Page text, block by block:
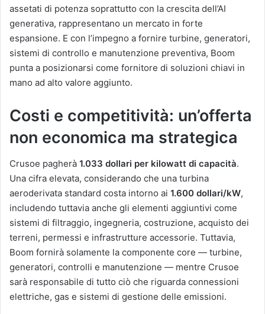
assetati di potenza soprattutto con la crescita dell’AI
generativa, rappresentano un mercato in forte
espansione. E con l’impegno a fornire turbine, generatori,
sistemi di controllo e manutenzione preventiva, Boom
punta a posizionarsi come fornitore di soluzioni chiavi in
mano ad alto valore aggiunto.
Costi e competitività: un’offerta
non economica ma strategica
Crusoe pagherà 1.033 dollari per kilowatt di capacità.
Una cifra elevata, considerando che una turbina
aeroderivata standard costa intorno ai 1.600 dollari/kW,
includendo tuttavia anche gli elementi aggiuntivi come
sistemi di filtraggio, ingegneria, costruzione, acquisto dei
terreni, permessi e infrastrutture accessorie. Tuttavia,
Boom fornirà solamente la componente core — turbine,
generatori, controlli e manutenzione — mentre Crusoe
sarà responsabile di tutto ciò che riguarda connessioni
elettriche, gas e sistemi di gestione delle emissioni.